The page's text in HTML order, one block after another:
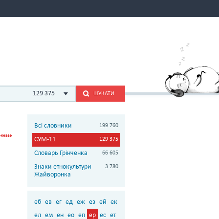
129 375 ШУКАТИ
Всі словники 199 760
СУМ-11 129 375
Словарь Грінченка 66 605
Знаки етнокультури
Жайворонка
3 780
еб ев ег ед еж ез ей ек
ел ем ен ео еп ер ес ет